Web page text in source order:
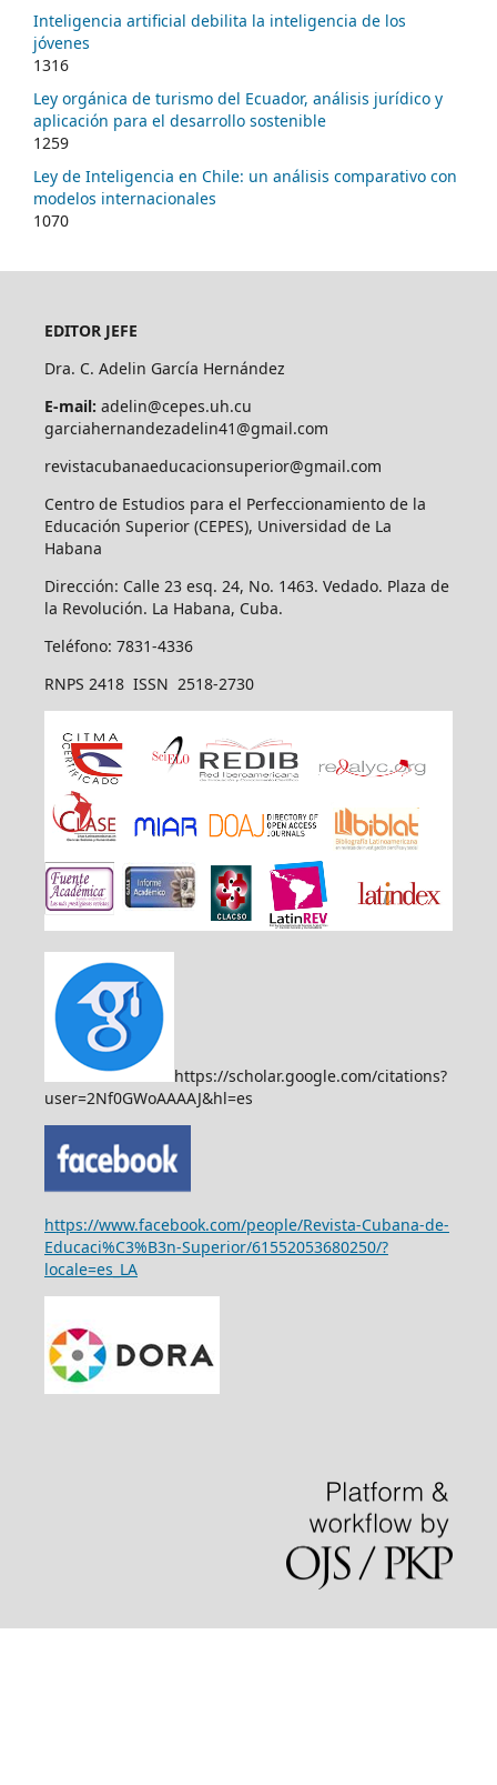
Inteligencia artificial debilita la inteligencia de los
jóvenes
1316
Ley orgánica de turismo del Ecuador, análisis jurídico y
aplicación para el desarrollo sostenible
1259
Ley de Inteligencia en Chile: un análisis comparativo con
modelos internacionales
1070
EDITOR JEFE
Dra. C. Adelin García Hernández
E-mail: adelin@cepes.uh.cu
garciahernandezadelin41@gmail.com
revistacubanaeducacionsuperior@gmail.com
Centro de Estudios para el Perfeccionamiento de la
Educación Superior (CEPES), Universidad de La
Habana
Dirección: Calle 23 esq. 24, No. 1463. Vedado. Plaza de
la Revolución. La Habana, Cuba.
Teléfono: 7831-4336
RNPS 2418 ISSN 2518-2730
https://scholar.google.com/citations?
user=2Nf0GWoAAAAJ&hl=es
https://www.facebook.com/people/Revista-Cubana-de-
Educaci%C3%B3n-Superior/61552053680250/?
locale=es_LA